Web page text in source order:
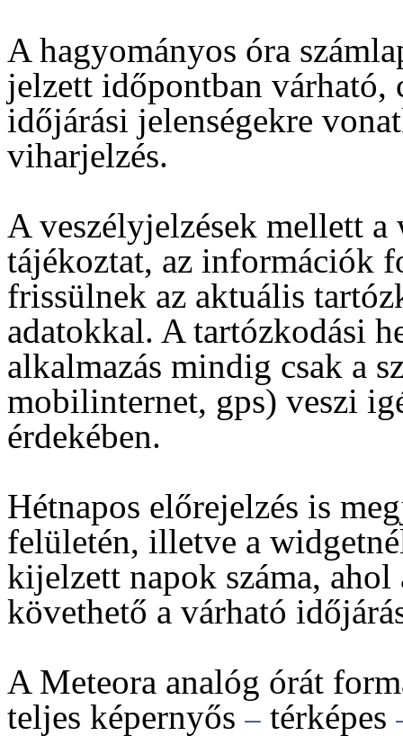
A hagyományos óra
jelzett időpontban várható,
időjárási jelenségekre
viharjelzés.
A veszélyjelzések mellett
tájékoztat, az információk
frissülnek az aktuális
adatokkal. A tartózkodási
alkalmazás mindig csak a
mobilinternet, gps) veszi
érdekében.
Hétnapos előrejelzés is
felületén, illetve a
kijelzett napok száma, ahol
követhető a várható
A Meteora analóg órát
teljes képernyős – térképes